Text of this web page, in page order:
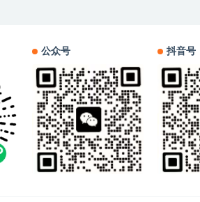
公众号 抖音号